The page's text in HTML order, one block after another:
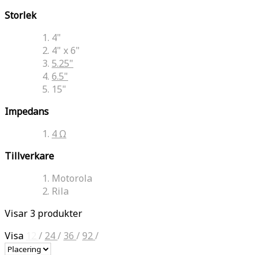
Storlek
4"
4" x 6"
5.25"
6.5"
15"
Impedans
4 Ω
Tillverkare
Motorola
Rila
Visar 3 produkter
Visa
/ 24/ 36 /92/